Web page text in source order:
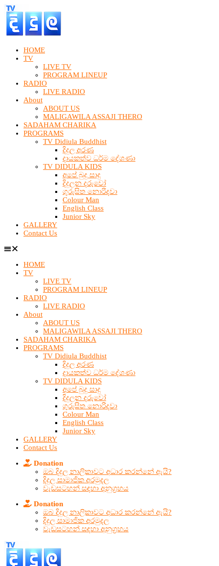
HOME
TV
LIVE TV
PROGRAM LINEUP
RADIO
LIVE RADIO
About
ABOUT US
MALIGAWILA ASSAJI THERO
SADAHAM CHARIKA
PROGRAMS
TV Didiula Buddhist
දිදුල අරණ
දායකත්ව ධර්ම දේශණා
TV DIDULA KIDS
අපේ බුදු සාදු
දිදුලන දරුවෝ
ගුරුසිත නොරිදවා
Colour Man
English Class
Junior Sky
GALLERY
Contact Us
HOME
TV
LIVE TV
PROGRAM LINEUP
RADIO
LIVE RADIO
About
ABOUT US
MALIGAWILA ASSAJI THERO
SADAHAM CHARIKA
PROGRAMS
TV Didiula Buddhist
දිදුල අරණ
දායකත්ව ධර්ම දේශණා
TV DIDULA KIDS
අපේ බුදු සාදු
දිදුලන දරුවෝ
ගුරුසිත නොරිදවා
Colour Man
English Class
Junior Sky
GALLERY
Contact Us
Donation
ඔබ දිදුල නාලිකාවට අධාර කරන්නේ ඇයි?
දිදුල සාමාජික අරමුදල
වැඩසටහන් සඳහා අනුග්‍රහය
Donation
ඔබ දිදුල නාලිකාවට අධාර කරන්නේ ඇයි?
දිදුල සාමාජික අරමුදල
වැඩසටහන් සඳහා අනුග්‍රහය